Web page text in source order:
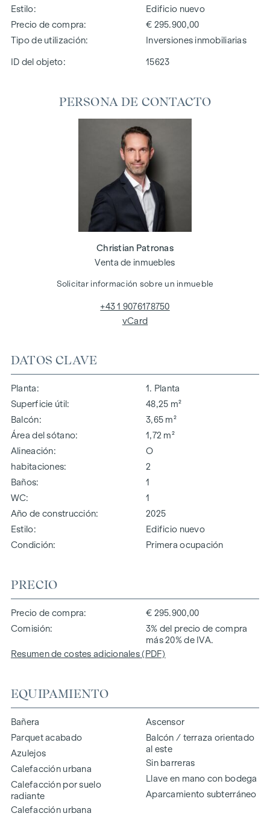
Estilo
Edificio nuevo
Precio de compra
€ 295.900,00
Tipo de utilización
Inversiones inmobiliarias
ID del objeto: 15623
DATOS CLAVE
Planta
1. Planta
Superficie útil
48,25 m²
Balcón
3,65 m²
Área del sótano
1,72 m²
Alineación
O
habitaciones
2
Baños
1
WC
1
Año de construcción
2025
Estilo
Edificio nuevo
Condición
Primera ocupación
PRECIO
Precio de compra
€ 295.900,00
Comisión
3% del precio de compra
más 20% de IVA.
Resumen de costes adicionales (PDF)
EQUIPAMIENTO
Bañera
Parquet acabado
Azulejos
Calefacción urbana
Calefacción por suelo
radiante
Calefacción urbana
Ascensor
Balcón / terraza orientado
al este
Sin barreras
Llave en mano con bodega
Aparcamiento subterráneo
PERSONA DE CONTACTO
Christian Patronas
Venta de inmuebles
Solicitar información sobre un inmueble
+43 1 9076178750
vCard